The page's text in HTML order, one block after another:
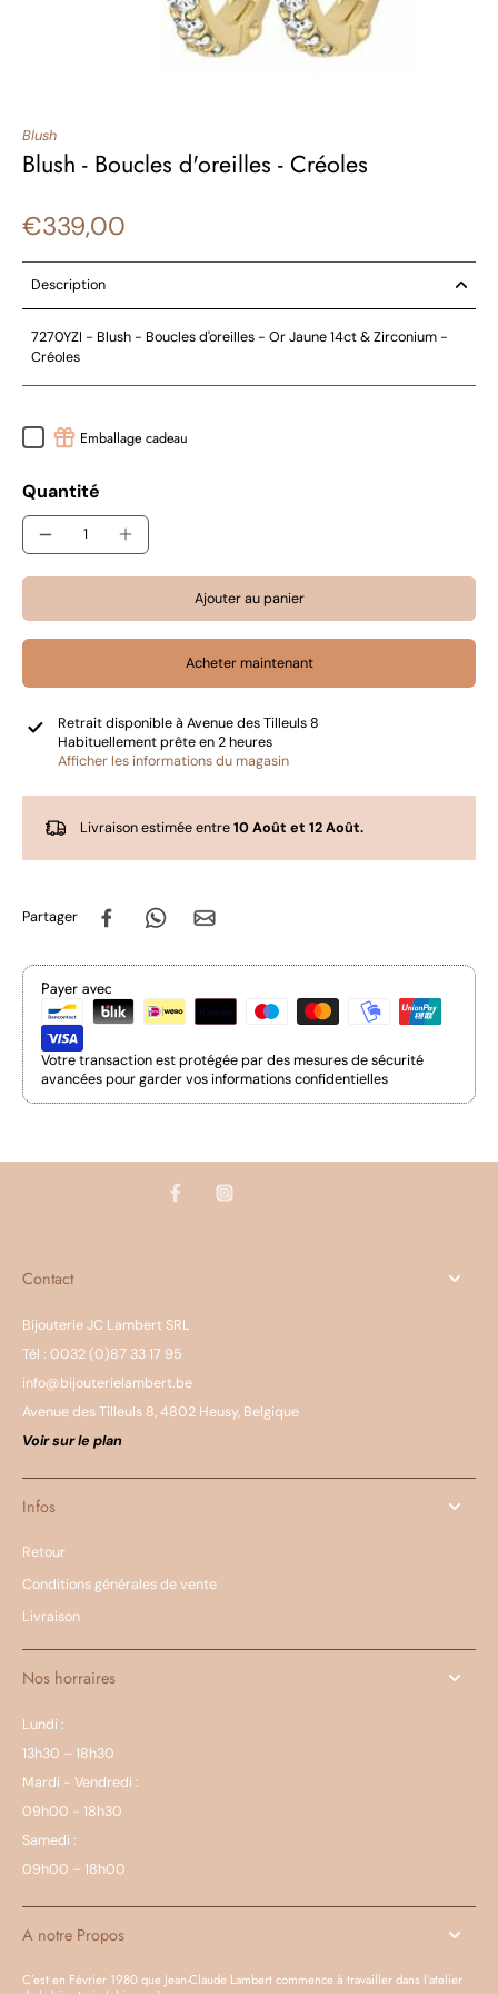
Blush
Blush - Boucles d'oreilles - Créoles
€339,00
Description
7270YZI - Blush - Boucles d'oreilles - Or Jaune 14ct & Zirconium -
Créoles
Emballage cadeau
Quantité
Ajouter au panier
Acheter maintenant
Retrait disponible àAvenue des Tilleuls 8
Habituellement prête en 2 heures
Afficher les informations du magasin
Livraison estimée entre10 Août et 12 Août.
Partager
Payer avec
Votre transaction est protégée par des mesures de sécurité
avancées pour garder vos informations confidentielles
Contact
Bijouterie JC Lambert SRL
Tél : 0032 (0)87 33 17 95
info@bijouterielambert.be
Avenue des Tilleuls 8, 4802 Heusy, Belgique
Voir sur le plan
Infos
Retour
Conditions générales de vente
Livraison
Nos horraires
Lundi :
13h30 – 18h30
Mardi - Vendredi :
09h00 - 18h30
Samedi :
09h00 – 18h00
A notre Propos
C’est en Février 1980 que Jean-Claude Lambert commence à travailler dans l’atelier